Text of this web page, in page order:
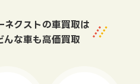
ネクストの車買取は
んな車も高価買取